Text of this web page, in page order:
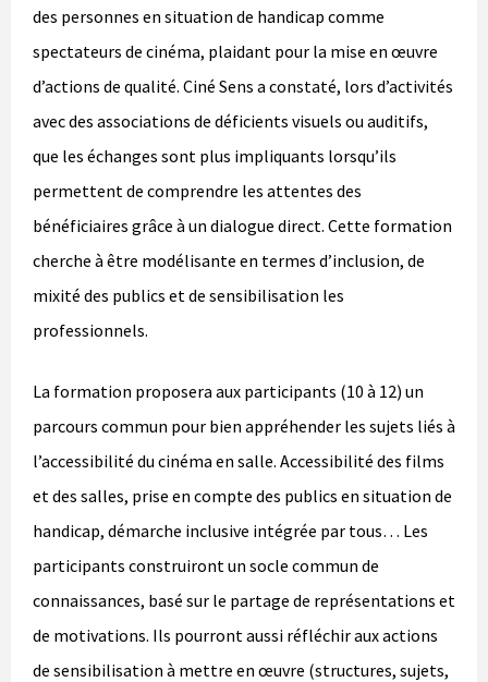
des personnes en situation de handicap comme
spectateurs de cinéma, plaidant pour la mise en œuvre
d’actions de qualité. Ciné Sens a constaté, lors d’activités
avec des associations de déficients visuels ou auditifs,
que les échanges sont plus impliquants lorsqu’ils
permettent de comprendre les attentes des
bénéficiaires grâce à un dialogue direct. Cette formation
cherche à être modélisante en termes d’inclusion, de
mixité des publics et de sensibilisation les
professionnels.
La formation proposera aux participants (10 à 12) un
parcours commun pour bien appréhender les sujets liés à
l’accessibilité du cinéma en salle. Accessibilité des films
et des salles, prise en compte des publics en situation de
handicap, démarche inclusive intégrée par tous… Les
participants construiront un socle commun de
connaissances, basé sur le partage de représentations et
de motivations. Ils pourront aussi réfléchir aux actions
de sensibilisation à mettre en œuvre (structures, sujets,